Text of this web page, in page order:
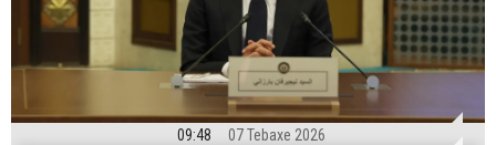
09:48 07 Tebaxe 2026